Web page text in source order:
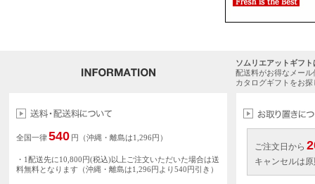
ソムリエアットギフ
配送料がお得なメー
カタログギフトをお
全国一律540 円（沖縄・離島は1,296円）
・1配送先に10,800円(税込)以上ご注文いただいた場合は送
料無料となります（沖縄・離島は1,296円より540円引き）
ご注文日から
キャンセルは